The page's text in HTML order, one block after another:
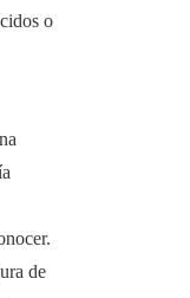
o
de